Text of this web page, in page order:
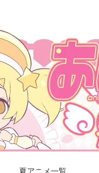
夏アニメ一覧